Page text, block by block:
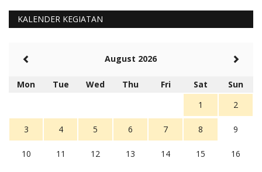
KALENDER KEGIATAN
August 2026
Mon Tue Wed Thu Fri Sat
Sun
1
2
3 4 5 6 7 8 9
10 11 12 13 14 15 16